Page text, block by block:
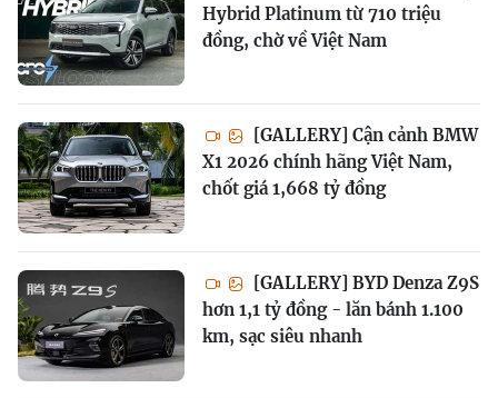
Hybrid Platinum từ 710 triệu
đồng, chờ về Việt Nam
[GALLERY] Cận cảnh BMW
X1 2026 chính hãng Việt Nam,
chốt giá 1,668 tỷ đồng
[GALLERY] BYD Denza Z9S
hơn 1,1 tỷ đồng - lăn bánh 1.100
km, sạc siêu nhanh